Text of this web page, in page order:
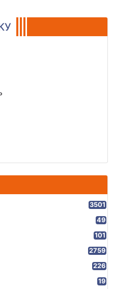
3501
49
101
2759
226
19